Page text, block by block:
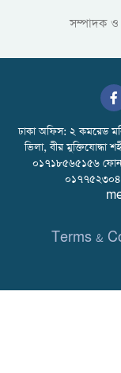
সম্পাদক
ঢাকা অফিস: ২ কমরেড
ভিলা, বীর মুক্তিযোদ্ধা
০১৭১৮৫৬৫১৫৬ ফোন:
Terms &